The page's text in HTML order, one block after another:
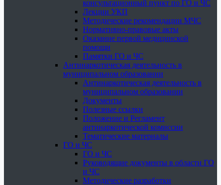
консультационный пункт по ГО и ЧС
Лекции УКП
Методические рекомендации МЧС
Нормативно-правовые акты
Оказание первой медицинской
помощи
Памятки ГО и ЧС
Антинаркотическая деятельность в
муниципальном образовании
Антинаркотическая деятельность в
муниципальном образовании
Документы
Полезные ссылки
Положение и Регламент
антинаркотической комиссии
Тематические материалы
ГО и ЧС
ГО и ЧС
Руководящие документы в области ГО
и ЧС
Методические разработки